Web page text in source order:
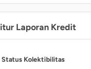
Laporan Kredit
Status Kolektibilitas